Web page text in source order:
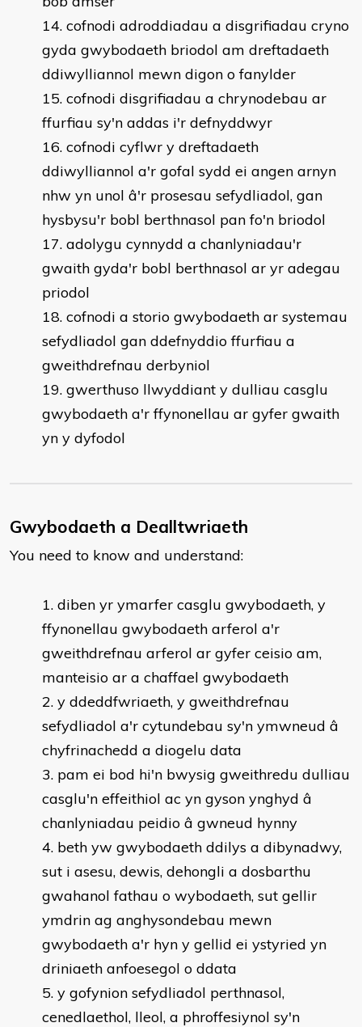
cofnodi adroddiadau a disgrifiadau cryno
gyda gwybodaeth briodol am dreftadaeth
ddiwylliannol mewn digon o fanylder
cofnodi disgrifiadau a chrynodebau ar
ffurfiau sy'n addas i'r defnyddwyr
cofnodi cyflwr y dreftadaeth
ddiwylliannol a'r gofal sydd ei angen arnyn
nhw yn unol â'r prosesau sefydliadol, gan
hysbysu'r bobl berthnasol pan fo'n briodol
adolygu cynnydd a chanlyniadau'r
gwaith gyda'r bobl berthnasol ar yr adegau
priodol
cofnodi a storio gwybodaeth ar systemau
sefydliadol gan ddefnyddio ffurfiau a
gweithdrefnau derbyniol
gwerthuso llwyddiant y dulliau casglu
gwybodaeth a'r ffynonellau ar gyfer gwaith
yn y dyfodol
Gwybodaeth a Dealltwriaeth
You need to know and understand:
​diben yr ymarfer casglu gwybodaeth, y
ffynonellau gwybodaeth arferol a'r
gweithdrefnau arferol ar gyfer ceisio am,
manteisio ar a chaffael gwybodaeth
y ddeddfwriaeth, y gweithdrefnau
sefydliadol a'r cytundebau sy'n ymwneud â
chyfrinachedd a diogelu data
pam ei bod hi'n bwysig gweithredu dulliau
casglu'n effeithiol ac yn gyson ynghyd â
chanlyniadau peidio â gwneud hynny
beth yw gwybodaeth ddilys a dibynadwy,
sut i asesu, dewis, dehongli a dosbarthu
gwahanol fathau o wybodaeth, sut gellir
ymdrin ag anghysondebau mewn
gwybodaeth a'r hyn y gellid ei ystyried yn
driniaeth anfoesegol o ddata
y gofynion sefydliadol perthnasol,
cenedlaethol, lleol, a phroffesiynol sy'n